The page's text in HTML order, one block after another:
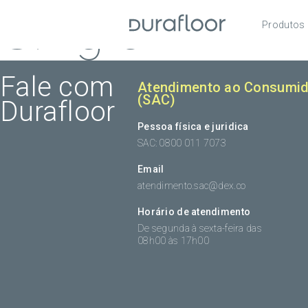
Produtos
Single
Fale com
Durafloor
Atendimento ao
(SAC)
Pessoa física e juridica
SAC: 0800 011 7073
Email
atendimento.sac@dex.co
Horário de atendimento
De segunda à sexta-feira das
08h00 às 17h00